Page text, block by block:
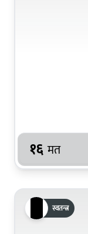
१६ मत
स्वतन्त्र